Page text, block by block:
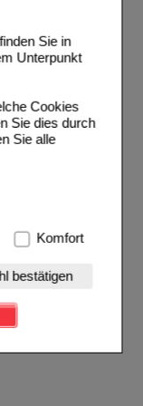
Sie in
Unterpunkt
Cookies
Sie dies durch
Sie alle
es sich um
Warenkorb,
verzichtet
zu gestalten,
des
Komfort
bestätigen